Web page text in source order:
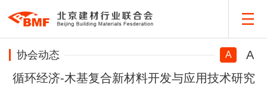
协会动态 A
A
循环经济-木基复合新材料开发与应用技术研究